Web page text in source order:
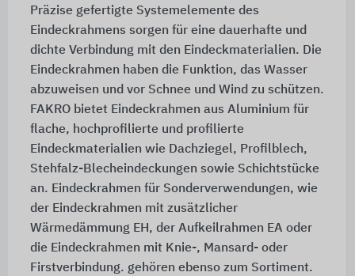
Präzise gefertigte Systemelemente des
Eindeckrahmens sorgen für eine dauerhafte und
dichte Verbindung mit den Eindeckmaterialien. Die
Eindeckrahmen haben die Funktion, das Wasser
abzuweisen und vor Schnee und Wind zu schützen.
FAKRO bietet Eindeckrahmen aus Aluminium für
flache, hochprofilierte und profilierte
Eindeckmaterialien wie Dachziegel, Profilblech,
Stehfalz-Blecheindeckungen sowie Schichtstücke
an. Eindeckrahmen für Sonderverwendungen, wie
der Eindeckrahmen mit zusätzlicher
Wärmedämmung EH, der Aufkeilrahmen EA oder
die Eindeckrahmen mit Knie-, Mansard- oder
Firstverbindung. gehören ebenso zum Sortiment.